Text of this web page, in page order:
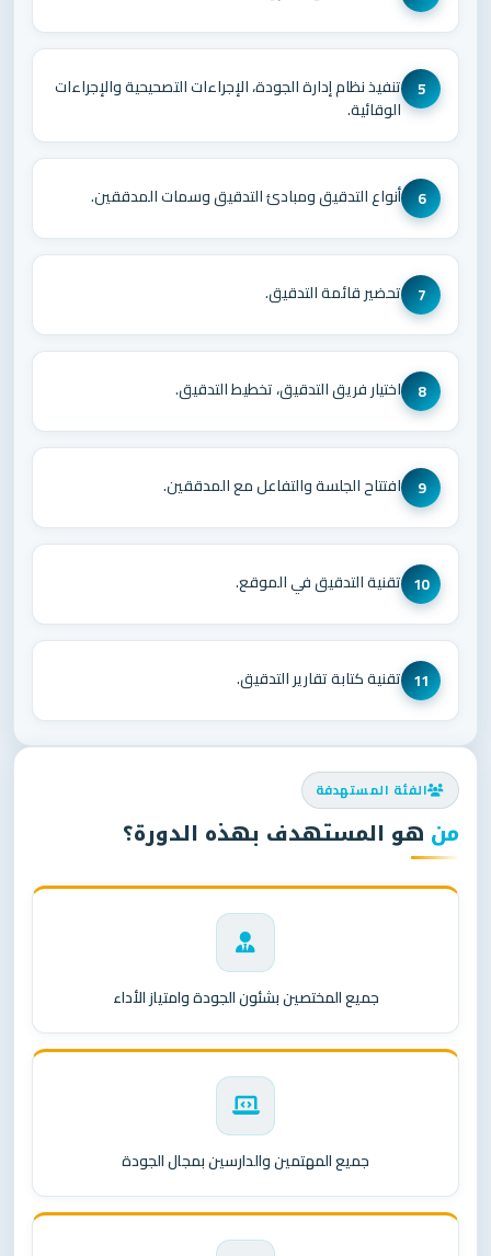
5
تنفيذ نظام إدارة الجودة، الإجراءات التصحيحية والإجراءات
الوقائية.
6 أنواع التدقيق ومبادئ التدقيق وسمات المدققين.
7 تحضير قائمة التدقيق.
8 اختيار فريق التدقيق، تخطيط التدقيق.
9 افتتاح الجلسة والتفاعل مع المدققين.
10 تقنية التدقيق في الموقع.
11 تقنية كتابة تقارير التدقيق.
الفئة المستهدفة
من هو المستهدف بهذه الدورة؟
جميع المختصين بشئون الجودة وامتياز الأداء
جميع المهتمين والدارسين بمجال الجودة